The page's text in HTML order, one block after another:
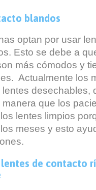
blandos
optan por usar
Esto se debe a
más cómodos y
Actualmente los
desechables,
que los
lentes limpios
meses y esto
de contacto